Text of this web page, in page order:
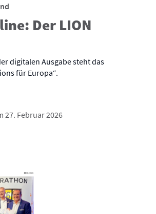
Der LION
digitalen Ausgabe steht das
für Europa“.
27. Februar 2026